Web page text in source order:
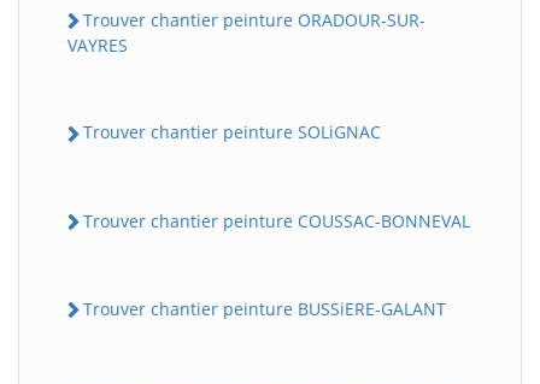
Trouver chantier peinture ORADOUR-SUR-
VAYRES
Trouver chantier peinture SOLiGNAC
Trouver chantier peinture COUSSAC-BONNEVAL
Trouver chantier peinture BUSSiERE-GALANT